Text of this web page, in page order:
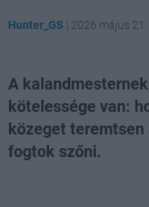
Hunter_GS | 2026 május
A
kötelessége van:
közeget
fogtok szőni.